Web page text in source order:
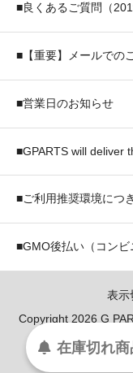
■良くあるご質問（
■【重要】メールでの
■営業日のお知らせ
■GPARTS will deliver
■ご利用推奨環境につ
■GMO後払い（コン
表示
Copyright 2026 G
在庫切れ商